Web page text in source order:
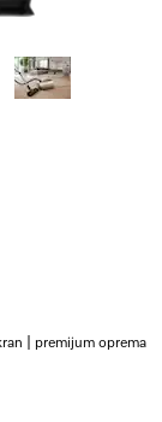
| premijum oprema